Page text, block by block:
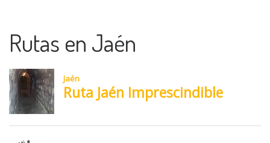
Rutas en Jaén